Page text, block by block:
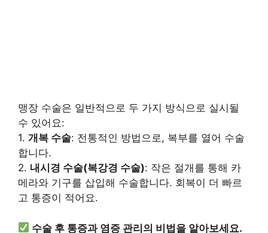
맹장 수술은 일반적으로 두 가지 방식으로 실시될
수 있어요:
1. 개복 수술: 전통적인 방법으로, 복부를 열어 수술
합니다.
2. 내시경 수술(복강경 수술): 작은 절개를 통해 카
메라와 기구를 삽입해 수술합니다. 회복이 더 빠르
고 통증이 적어요.
수술 후 통증과 염증 관리의 비법을 알아보세요.